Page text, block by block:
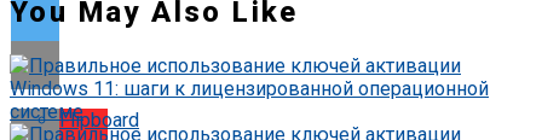
Flipboard
You May Also Like